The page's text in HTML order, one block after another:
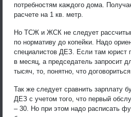
потребностям каждого дома.
расчете на 1 кв. метр.
Но ТСЖ и ЖСК не следует
по нормативу до копейки. Надо
специалистов ДЕЗ. Если там юрист
в месяц, а председатель запросит
тысяч, то, понятно, что
Так же следует сравнить зарплату
ДЕЗ с учетом того, что первый
– 30. Но при этом надо расписать